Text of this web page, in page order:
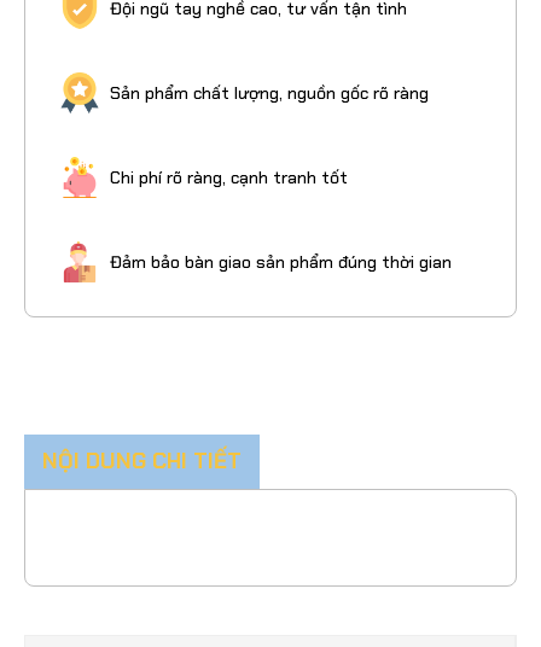
Đội ngũ tay nghề cao, tư vấn tận tình
Sản phẩm chất lượng, nguồn gốc rõ ràng
Chi phí rõ ràng, cạnh tranh tốt
Đảm bảo bàn giao sản phẩm đúng thời gian
NỘI DUNG CHI TIẾT